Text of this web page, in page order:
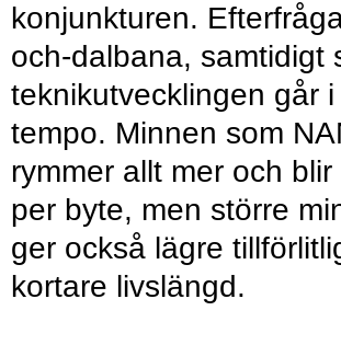
konjunkturen.
och-dalbana, samtidigt
teknikutvecklingen går
tempo. Minnen som
rymmer allt mer och
per byte, men större
ger också lägre
kortare livslängd.